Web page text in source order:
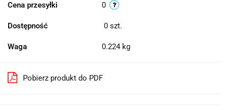
Cena przesyłki 0
Dostępność 0 szt.
Waga 0.224 kg
Pobierz produkt do PDF